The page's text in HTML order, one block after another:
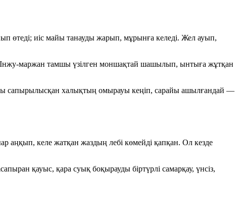
өтеді; иіс майы танауды жарып, мұрынға келеді. Жел ауып,
маржан тамшы үзілген моншақтай шашылып, ынтыға жұтқан
сапырылысқан халықтың омырауы кеңіп, сарайы ашылғандай —
аңқып, келе жатқан жаздың лебі көмейді қапқан. Ол кезде
қауыс, қара суық боқырауды біртүрлі самарқау, үнсіз,